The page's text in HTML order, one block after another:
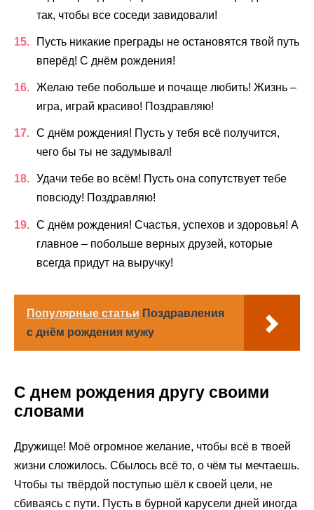
так, чтобы все соседи завидовали!
Пусть никакие преграды не остановятся твой путь
вперёд! С днём рождения!
Желаю тебе побольше и почаще любить! Жизнь –
игра, играй красиво! Поздравляю!
С днём рождения! Пусть у тебя всё получится,
чего бы ты не задумывал!
Удачи тебе во всём! Пусть она сопутствует тебе
повсюду! Поздравляю!
С днём рождения! Счастья, успехов и здоровья! А
главное – побольше верных друзей, которые
всегда придут на выручку!
Популярные статьи Поздравления
с днём рождения мужу
С днем рождения другу своими
словами
Дружище! Моё огромное желание, чтобы всё в твоей
жизни сложилось. Сбылось всё то, о чём ты мечтаешь.
Чтобы ты твёрдой поступью шёл к своей цели, не
сбиваясь с пути. Пусть в бурной карусели дней иногда